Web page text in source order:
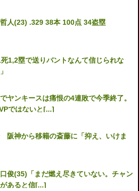
人(23) .329 38本 100点 34盗塁
1,2塁で送りバントなんて信じられな
ヤンキースは痛恨の4連敗で今季終了。
ではないと[...]
阪神から移籍の斎藤に「抑え、いけま
俊(35)「まだ燃え尽きていない。チャン
あると信[...]